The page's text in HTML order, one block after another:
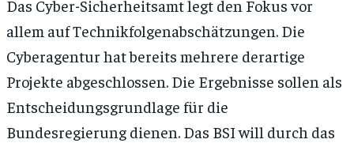
Das Cyber-Sicherheitsamt legt den Fokus vor
allem auf Technikfolgenabschätzungen. Die
Cyberagentur hat bereits mehrere derartige
Projekte abgeschlossen. Die Ergebnisse sollen als
Entscheidungsgrundlage für die
Bundesregierung dienen. Das BSI will durch das